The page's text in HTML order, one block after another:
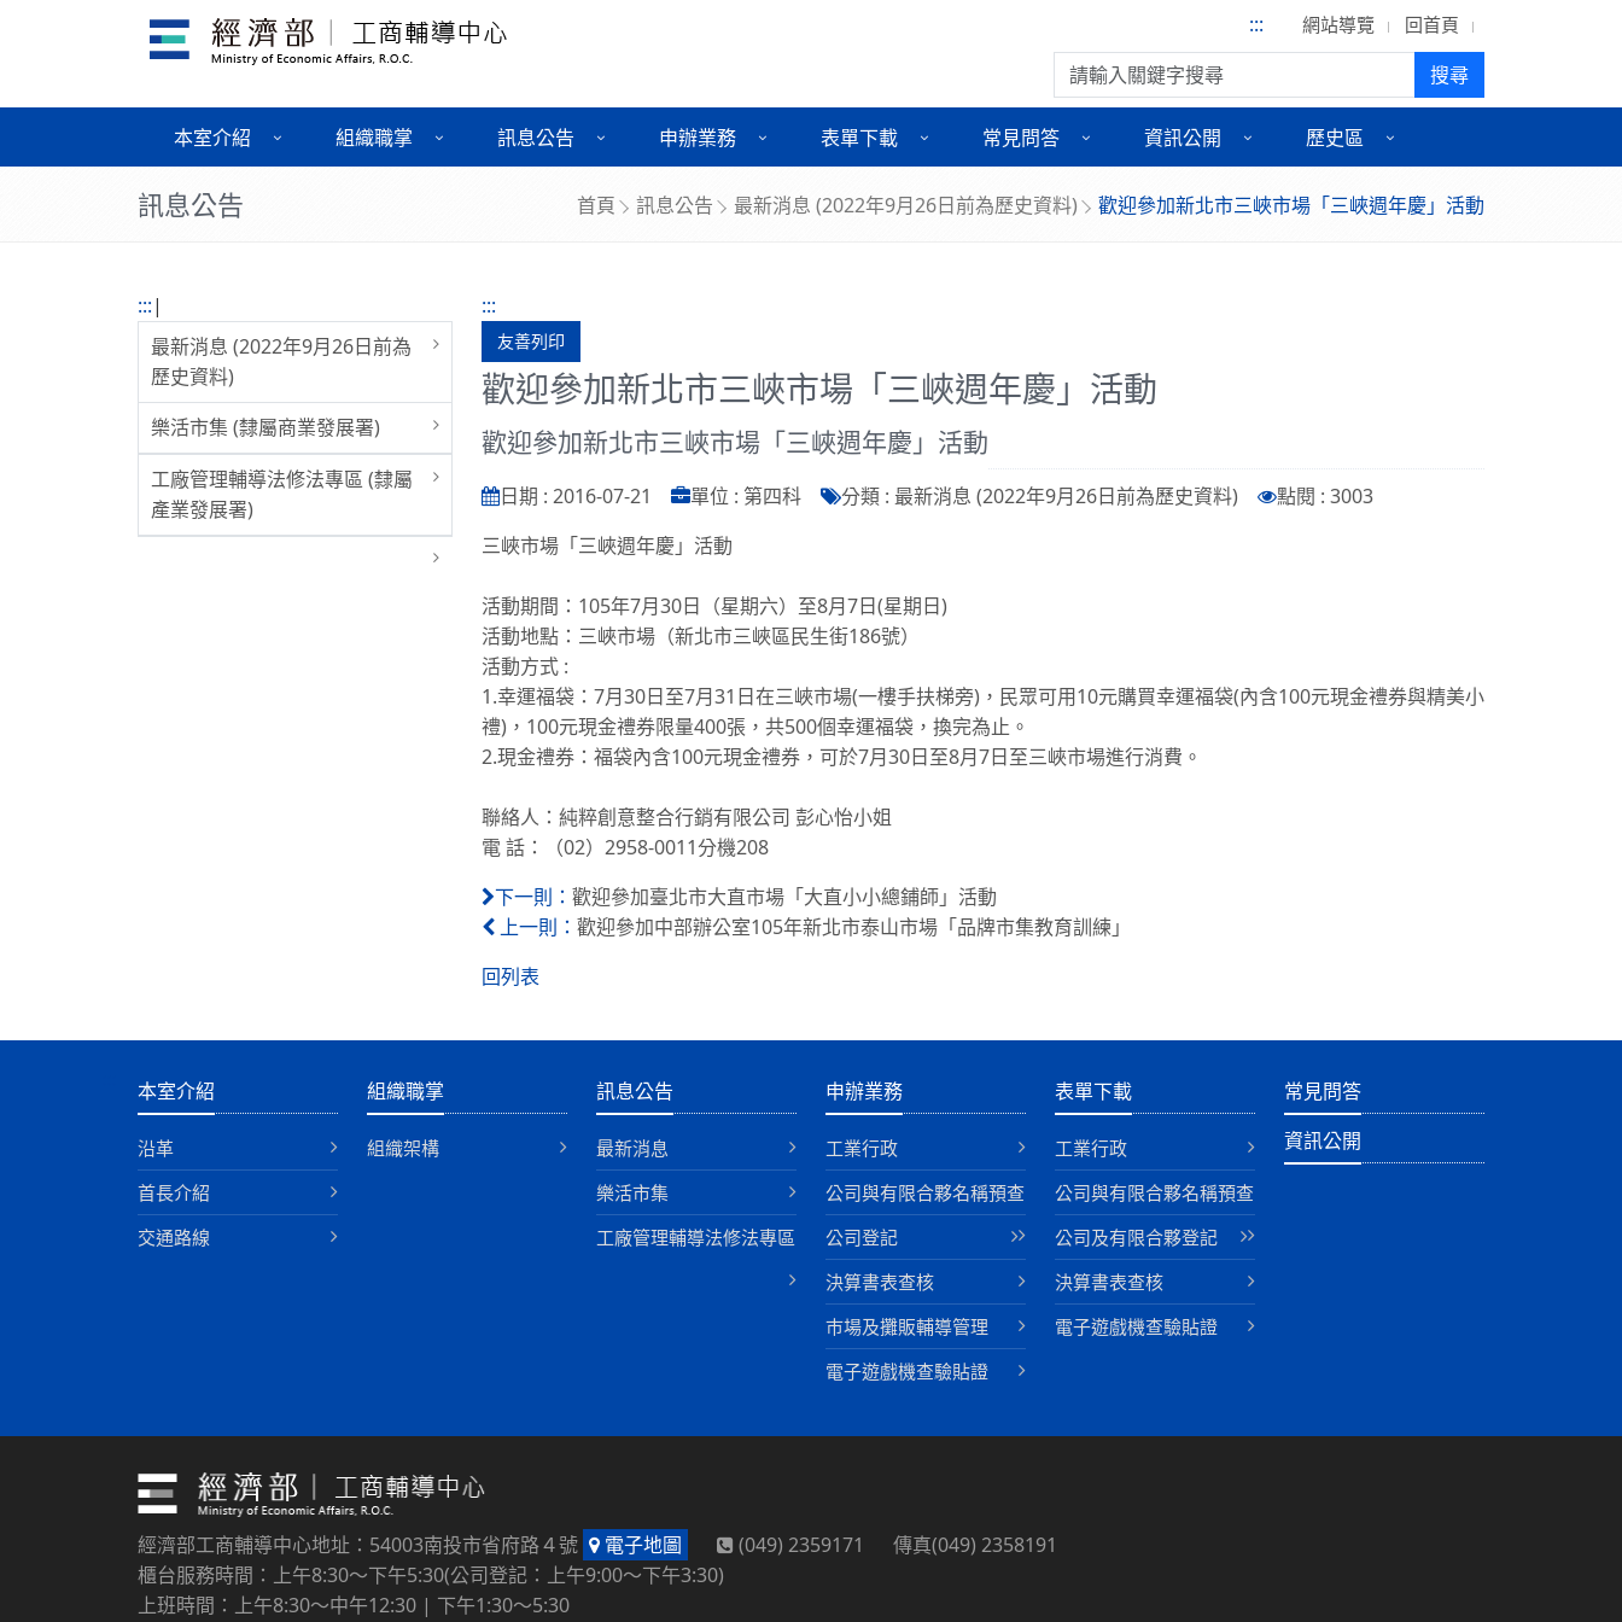
::: 網站導覽 回首頁
搜尋: 搜尋
本室介紹 組織職掌 訊息公告 申辦業務 表單下載 常見問答 資訊公開 歷史區
訊息公告 首頁 訊息公告 最新消息 (2022年9月26日前為歷史資料) 歡迎參加新北市三峽市場「三峽週年慶」活動
:::|
最新消息 (2022年9月26日前為
歷史資料)
樂活市集 (隸屬商業發展署)
工廠管理輔導法修法專區 (隸屬
產業發展署)
:::
友善列印
歡迎參加新北市三峽市場「三峽週年慶」活動
歡迎參加新北市三峽市場「三峽週年慶」活動
日期 : 2016-07-21 單位 : 第四科 分類 : 最新消息 (2022年9月26日前為歷史資料)
點閱 : 3003
三峽市場「三峽週年慶」活動
活動期間：105年7月30日（星期六）至8月7日(星期日)
活動地點：三峽市場（新北市三峽區民生街186號）
活動方式 :
1.幸運福袋：7月30日至7月31日在三峽市場(一樓手扶梯旁)，民眾可用10元購買幸運福袋(內含100元現金禮券與精美小
禮)，100元現金禮券限量400張，共500個幸運福袋，換完為止。
2.現金禮券：福袋內含100元現金禮券，可於7月30日至8月7日至三峽市場進行消費。
聯絡人：純粹創意整合行銷有限公司 彭心怡小姐
電 話：（02）2958-0011分機208
下一則： 歡迎參加臺北市大直市場「大直小小總鋪師」活動
上一則： 歡迎參加中部辦公室105年新北市泰山市場「品牌市集教育訓練」
回列表
本室介紹
沿革
首長介紹
交通路線
組織職掌
組織架構
訊息公告
最新消息
樂活市集
工廠管理輔導法修法專區
申辦業務
工業行政
公司與有限合夥名稱預查
公司登記
決算書表查核
巿場及攤販輔導管理
電子遊戲機查驗貼證
表單下載
工業行政
公司與有限合夥名稱預查
公司及有限合夥登記
決算書表查核
電子遊戲機查驗貼證
常見問答
資訊公開
經濟部工商輔導中心地址：54003南投市省府路４號 電子地圖
(049) 2359171 傳真(049) 2358191
櫃台服務時間：上午8:30～下午5:30(公司登記：上午9:00～下午3:30)
上班時間：上午8:30～中午12:30 | 下午1:30～5:30